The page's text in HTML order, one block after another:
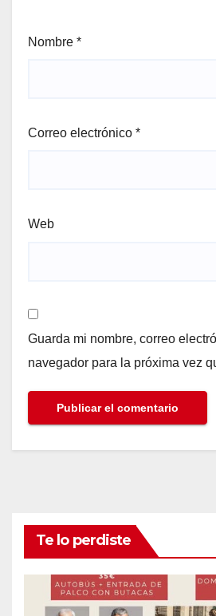
Nombre *
Correo electrónico *
Web
Guarda mi nombre, correo
navegador para la próxima vez
Te lo perdiste